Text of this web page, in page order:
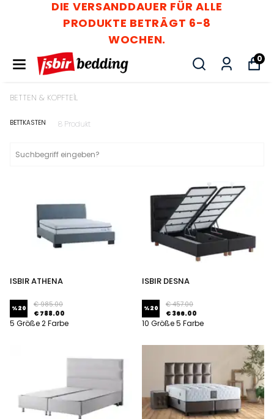
DIE VERSANDDAUER FÜR ALLE
PRODUKTE BETRÄGT 6-8
WOCHEN.
0
BETTEN & KOPFTEİL
BETTKASTEN 8 Produkt
ISBIR ATHENA
%20
€ 985.00
€ 788.00
5 Größe 2 Farbe
ISBIR DESNA
%20
€ 457.00
€ 366.00
10 Größe 5 Farbe